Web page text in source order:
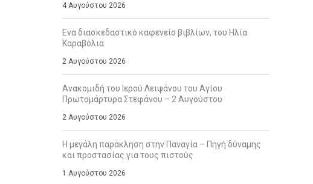
4 Αυγούστου 2026
Ενα διασκεδαστικό καφενείο βιβλίων, του Ηλία
Καραβόλια
2 Αυγούστου 2026
Ανακομιδή του Ιερού Λειψάνου του Αγίου
Πρωτομάρτυρα Στεφάνου – 2 Αυγούστου
2 Αυγούστου 2026
Η μεγάλη παράκληση στην Παναγία – Πηγή δύναμης
και προστασίας για τους πιστούς
1 Αυγούστου 2026